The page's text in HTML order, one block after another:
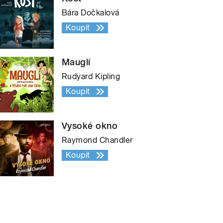
Bára Dočkalová
Koupit
Mauglí
Rudyard Kipling
Koupit
Vysoké okno
Raymond Chandler
Koupit